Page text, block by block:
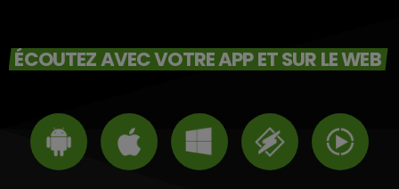
ÉCOUTEZ AVEC VOTRE APP ET SUR LE WEB